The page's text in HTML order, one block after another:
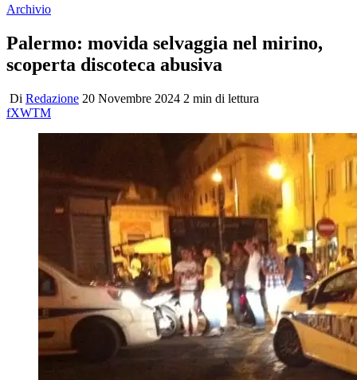
Archivio
Palermo: movida selvaggia nel mirino,
scoperta discoteca abusiva
Di Redazione 20 Novembre 2024 2 min di lettura
fXWTM